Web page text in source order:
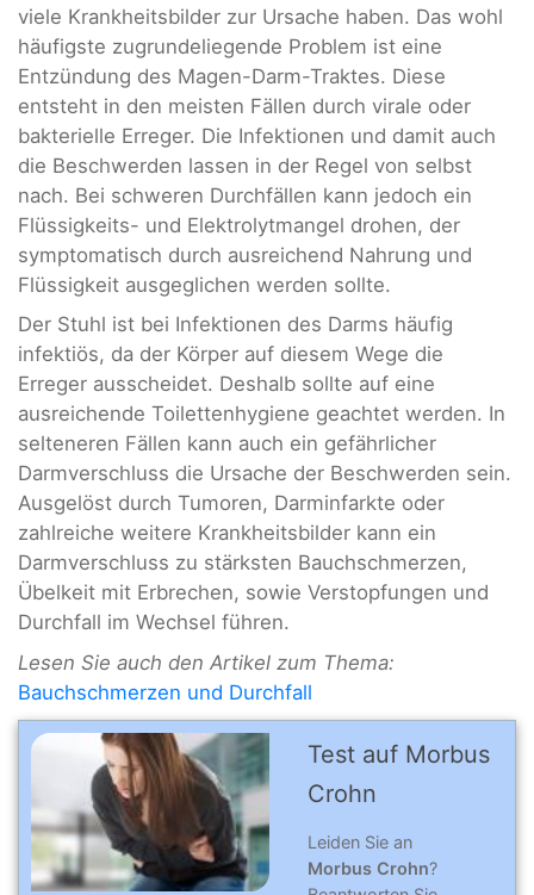
viele Krankheitsbilder zur Ursache haben. Das wohl
häufigste zugrundeliegende Problem ist eine
Entzündung des Magen-Darm-Traktes. Diese
entsteht in den meisten Fällen durch virale oder
bakterielle Erreger. Die Infektionen und damit auch
die Beschwerden lassen in der Regel von selbst
nach. Bei schweren Durchfällen kann jedoch ein
Flüssigkeits- und Elektrolytmangel drohen, der
symptomatisch durch ausreichend Nahrung und
Flüssigkeit ausgeglichen werden sollte.
Der Stuhl ist bei Infektionen des Darms häufig
infektiös, da der Körper auf diesem Wege die
Erreger ausscheidet. Deshalb sollte auf eine
ausreichende Toilettenhygiene geachtet werden. In
selteneren Fällen kann auch ein gefährlicher
Darmverschluss die Ursache der Beschwerden sein.
Ausgelöst durch Tumoren, Darminfarkte oder
zahlreiche weitere Krankheitsbilder kann ein
Darmverschluss zu stärksten Bauchschmerzen,
Übelkeit mit Erbrechen, sowie Verstopfungen und
Durchfall im Wechsel führen.
Lesen Sie auch den Artikel zum Thema:
Bauchschmerzen und Durchfall
Test auf Morbus
Crohn
Leiden Sie an
Morbus Crohn?